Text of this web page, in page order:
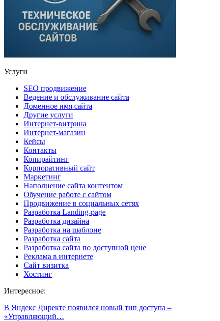
Услуги
SEO продвижение
Ведение и обслуживание сайта
Доменное имя сайта
Другие услуги
Интернет-витрина
Интернет-магазин
Кейсы
Контакты
Копирайтинг
Корпоративный сайт
Маркетинг
Наполнение сайта контентом
Обучение работе с сайтом
Продвижение в социальных сетях
Разработка Landing-page
Разработка дизайна
Разработка на шаблоне
Разработка сайта
Разработка сайта по доступной цене
Реклама в интернете
Сайт визитка
Хостинг
Интересное:
В Яндекс Директе появился новый тип доступа –
«Управляющий…